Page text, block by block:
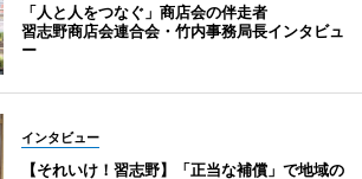
「人と人をつなぐ」商店会の伴走者
習志野商店会連合会・竹内事務局長インタビュ
ー
インタビュー
【それいけ！習志野】「正当な補償」で地域の